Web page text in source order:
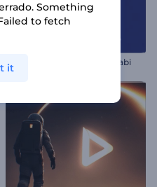
Animações do Mawlid al-Nabi
Something
to fetch
it